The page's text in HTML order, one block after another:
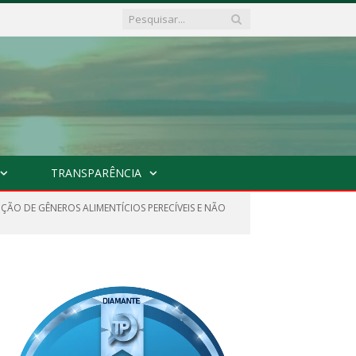
TRANSPARÊNCIA
DE GÊNEROS ALIMENTÍCIOS PERECÍVEIS E NÃO